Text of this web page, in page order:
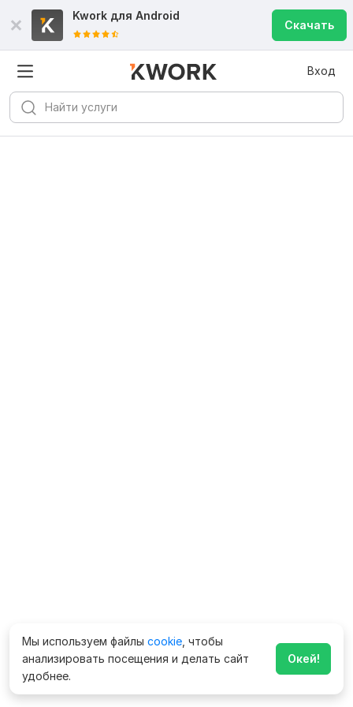
Kwork для Android
Скачать
Вход
Мы используем файлы cookie , чтобы
анализировать посещения и делать сайт
удобнее.
Окей!